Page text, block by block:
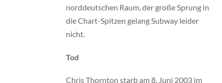
norddeutschen Raum, der große Sprung in
die Chart-Spitzen gelang Subway leider
nicht.
Tod
Chris Thornton starb am 8. Juni 2003 im